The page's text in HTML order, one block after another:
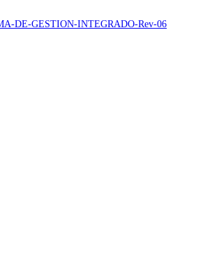
DE-GESTION-INTEGRADO-Rev-06